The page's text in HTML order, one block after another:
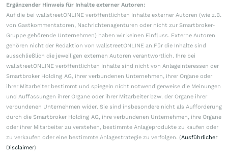
Ergänzender Hinweis für Inhalte externer Autoren:
Auf die bei wallstreetONLINE veröffentlichten Inhalte externer Autoren (wie z.B.
von Gastkommentatoren, Nachrichtenagenturen oder nicht zur Smartbroker-
Gruppe gehörende Unternehmen) haben wir keinen Einfluss. Externe Autoren
gehören nicht der Redaktion von wallstreetONLINE an.Für die Inhalte sind
ausschließlich die jeweiligen externen Autoren verantwortlich. Ihre bei
wallstreetONLINE veröffentlichten Inhalte sind nicht von Anlageinteressen der
Smartbroker Holding AG, ihrer verbundenen Unternehmen, ihrer Organe oder
ihrer Mitarbeiter bestimmt und spiegeln nicht notwendigerweise die Meinungen
und Auffassungen ihrer Organe oder ihrer Mitarbeiter bzw. der Organe ihrer
verbundenen Unternehmen wider. Sie sind insbesondere nicht als Aufforderung
durch die Smartbroker Holding AG, ihre verbundenen Unternehmen, ihre Organe
oder ihrer Mitarbeiter zu verstehen, bestimmte Anlageprodukte zu kaufen oder
zu verkaufen oder eine bestimmte Anlagestrategie zu verfolgen. (Ausführlicher
Disclaimer)